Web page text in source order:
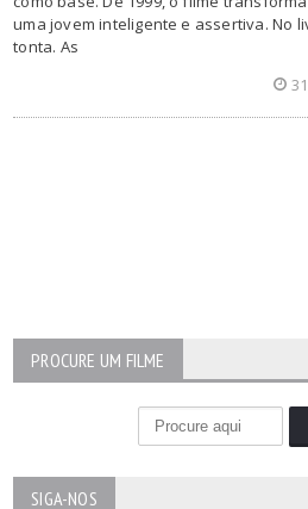
uma jovem inteligente e assertiva. No
tonta. As
PROCURE UM FILME
SIGA-NOS